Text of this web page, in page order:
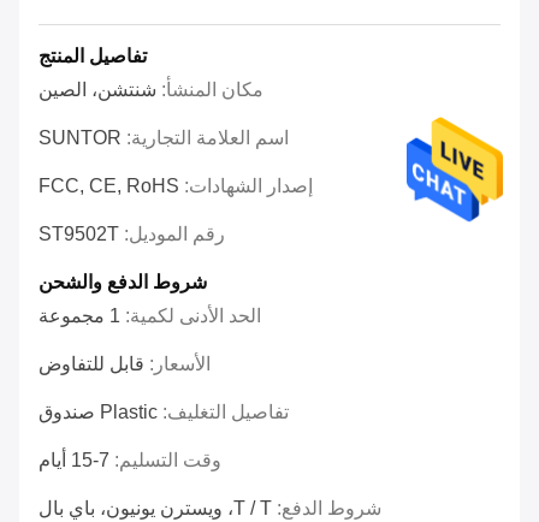
تفاصيل المنتج
مكان المنشأ: شنتشن، الصين
اسم العلامة التجارية: SUNTOR
إصدار الشهادات: FCC, CE, RoHS
رقم الموديل: ST9502T
شروط الدفع والشحن
الحد الأدنى لكمية: 1 مجموعة
الأسعار: قابل للتفاوض
تفاصيل التغليف: Plastic صندوق
وقت التسليم: 7-15 أيام
شروط الدفع: T / T، ويسترن يونيون، باي بال